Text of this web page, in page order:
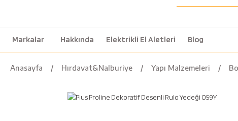
Markalar Hakkında Elektrikli El Aletleri Blog
Anasayfa Hırdavat&Nalburiye Yapı Malzemeleri